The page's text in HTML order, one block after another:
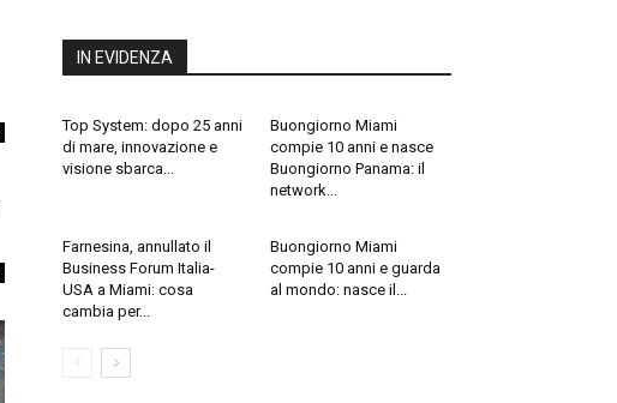
IN EVIDENZA
Top System: dopo 25 anni
di mare, innovazione e
visione sbarca...
Buongiorno Miami
compie 10 anni e nasce
Buongiorno Panama: il
network...
Farnesina, annullato il
Business Forum Italia-
USA a Miami: cosa
cambia per...
Buongiorno Miami
compie 10 anni e guarda
al mondo: nasce il...